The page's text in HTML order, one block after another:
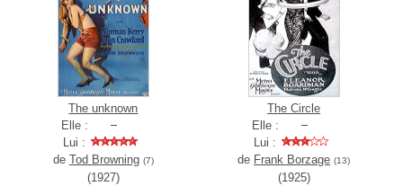
The unknown
Elle :
Lui :
de Tod Browning (7)
(1927)
The Circle
Elle :
Lui :
de Frank Borzage (13)
(1925)